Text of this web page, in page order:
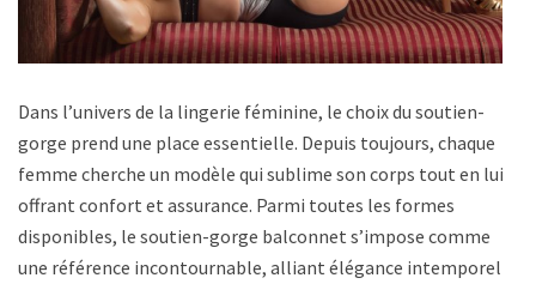
Dans l’univers de la lingerie féminine, le choix du soutien-
gorge prend une place essentielle. Depuis toujours, chaque
femme cherche un modèle qui sublime son corps tout en lui
offrant confort et assurance. Parmi toutes les formes
disponibles, le soutien-gorge balconnet s’impose comme
une référence incontournable, alliant élégance intemporelle